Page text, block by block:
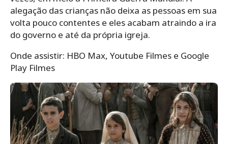
alegação das crianças não deixa as pessoas em sua
volta pouco contentes e eles acabam atraindo a ira
do governo e até da própria igreja.
Onde assistir: HBO Max, Youtube Filmes e Google
Play Filmes